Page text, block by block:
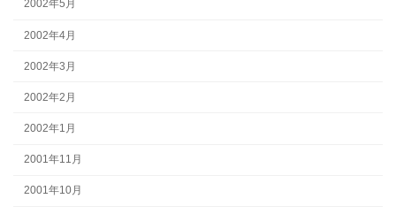
2002年5月
2002年4月
2002年3月
2002年2月
2002年1月
2001年11月
2001年10月